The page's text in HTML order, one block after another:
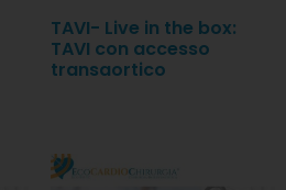
TAVI- Live in the box:
TAVI con accesso
transaortico